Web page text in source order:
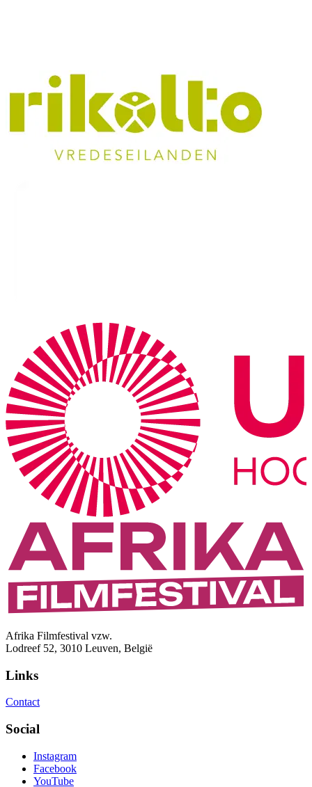
Afrika Filmfestival vzw.
Lodreef 52, 3010 Leuven, België
Links
Contact
Social
Instagram
Facebook
YouTube